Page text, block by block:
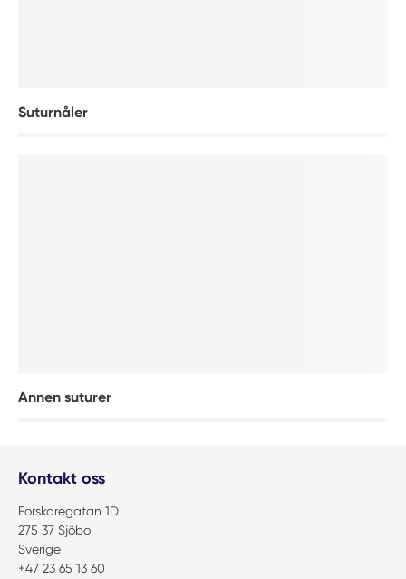
Suturnåler
Annen suturer
Kontakt oss
Forskaregatan 1D
275 37 Sjöbo
Sverige
+47 23 65 13 60